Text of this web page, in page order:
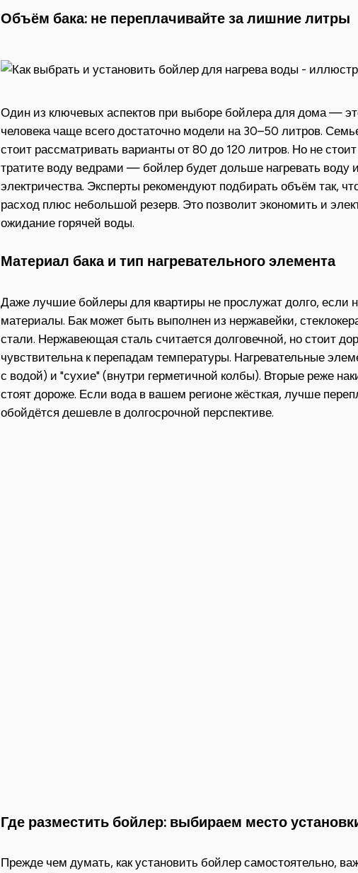
Объём бака: не переплачивайте за лишние литры
Один из ключевых аспектов при выборе бойлера для дома —
человека чаще всего достаточно модели на 30–50 литров.
стоит рассматривать варианты от 80 до 120 литров. Но не
тратите воду ведрами — бойлер будет дольше нагревать воду
электричества. Эксперты рекомендуют подбирать объём так,
расход плюс небольшой резерв. Это позволит экономить и
ожидание горячей воды.
Материал бака и тип нагревательного элемента
Даже лучшие бойлеры для квартиры не прослужат долго, если
материалы. Бак может быть выполнен из нержавейки,
стали. Нержавеющая сталь считается долговечной, но стоит
чувствительна к перепадам температуры. Нагревательные
с водой) и "сухие" (внутри герметичной колбы). Вторые реже
стоят дороже. Если вода в вашем регионе жёсткая, лучше
обойдётся дешевле в долгосрочной перспективе.
Где разместить бойлер: выбираем место
Прежде чем думать, как установить бойлер самостоятельно,